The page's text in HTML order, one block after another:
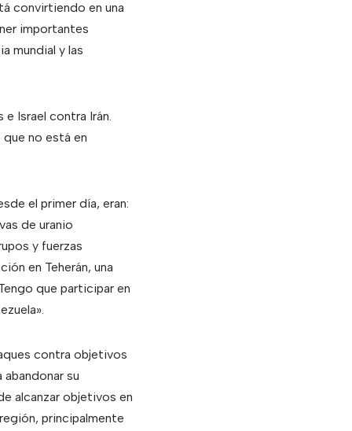
convirtiendo en una
importantes
mundial y las
Israel contra Irán.
no está en
el primer día, eran:
de uranio
y fuerzas
en Teherán, una
que participar en
contra objetivos
su
alcanzar objetivos en
principalmente